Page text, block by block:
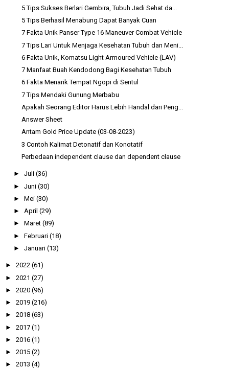
5 Tips Sukses Berlari Gembira, Tubuh Jadi Sehat da...
5 Tips Berhasil Menabung Dapat Banyak Cuan
7 Fakta Unik Panser Type 16 Maneuver Combat Vehicle
7 Tips Lari Untuk Menjaga Kesehatan Tubuh dan Meni...
6 Fakta Unik, Komatsu Light Armoured Vehicle (LAV)
7 Manfaat Buah Kendodong Bagi Kesehatan Tubuh
6 Fakta Menarik Tempat Ngopi di Sentul
7 Tips Mendaki Gunung Merbabu
Apakah Seorang Editor Harus Lebih Handal dari Peng...
Answer Sheet
Antam Gold Price Update (03-08-2023)
3 Contoh Kalimat Detonatif dan Konotatif
Perbedaan independent clause dan dependent clause
► Juli (36)
► Juni (30)
► Mei (30)
► April (29)
► Maret (89)
► Februari (18)
► Januari (13)
► 2022 (61)
► 2021 (27)
► 2020 (96)
► 2019 (216)
► 2018 (63)
► 2017 (1)
► 2016 (1)
► 2015 (2)
► 2013 (4)